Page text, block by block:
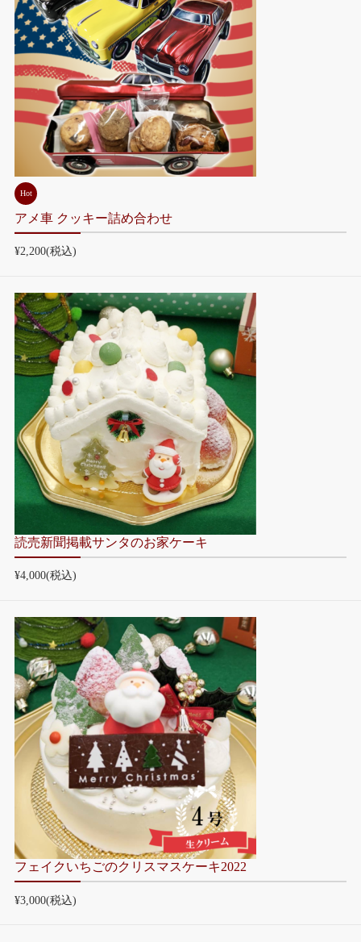
Hot
アメ車 クッキー詰め合わせ
¥2,200(税込)
読売新聞掲載サンタのお家ケーキ
¥4,000(税込)
フェイクいちごのクリスマスケーキ2022
¥3,000(税込)